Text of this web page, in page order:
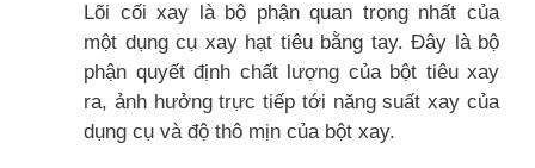
Lõi cối xay là bộ phận quan trọng nhất của
một dụng cụ xay hạt tiêu bằng tay. Đây là bộ
phận quyết định chất lượng của bột tiêu xay
ra, ảnh hưởng trực tiếp tới năng suất xay của
dụng cụ và độ thô mịn của bột xay.